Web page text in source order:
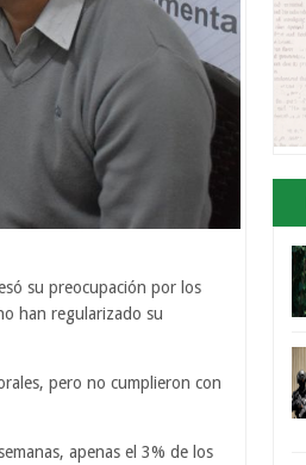
su preocupación por los
han regularizado su
pero no cumplieron con
apenas el 3% de los